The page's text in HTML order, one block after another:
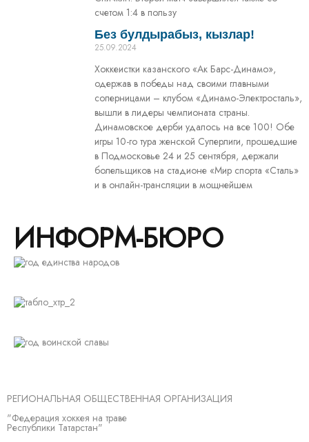
счетом 1:4 в пользу
Без булдырабыз, кызлар!
25.09.2024
Хоккеистки казанского «Ак Барс-Динамо»,
одержав в победы над своими главными
соперницами – клубом «Динамо-Электросталь»,
вышли в лидеры чемпионата страны.
Динамовское дерби удалось на все 100! Обе
игры 10-го тура женской Суперлиги, прошедшие
в Подмосковье 24 и 25 сентября, держали
болельщиков на стадионе «Мир спорта «Сталь»
и в онлайн-трансляции в мощнейшем
ИНФОРМ-БЮРО
РЕГИОНАЛЬНАЯ ОБЩЕСТВЕННАЯ ОРГАНИЗАЦИЯ
"Федерация хоккея на траве
Республики Татарстан"